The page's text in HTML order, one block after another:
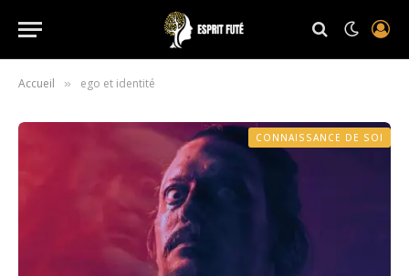
Accueil » ego et identité
CONNAISSANCE DE SOI